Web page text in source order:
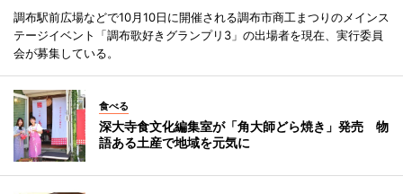
調布駅前広場などで10月10日に開催される調布市商工まつりのメインス
テージイベント「調布歌好きグランプリ3」の出場者を現在、実行委員
会が募集している。
食べる
深大寺食文化編集室が「角大師どら焼き」発売 物
語ある土産で地域を元気に